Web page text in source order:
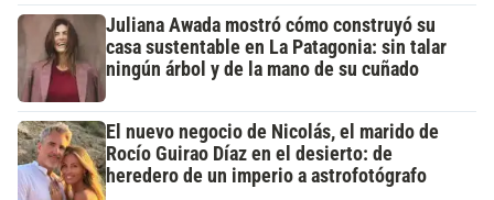
Juliana Awada mostró cómo construyó su
casa sustentable en La Patagonia: sin talar
ningún árbol y de la mano de su cuñado
El nuevo negocio de Nicolás, el marido de
Rocío Guirao Díaz en el desierto: de
heredero de un imperio a astrofotógrafo